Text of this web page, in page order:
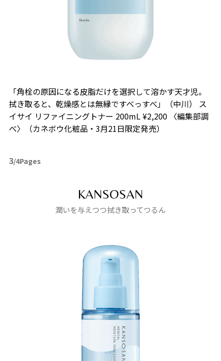
「角栓の原因になる皮脂だけを選択して溶かす天才児。
拭き取ると、乾燥感とは無縁ですべっすべ」（中川） ス
イサイ リファイニングトナー 200mL ¥2,200 〈編集部調
べ〉（カネボウ化粧品・3月21日限定発売）
3/4Pages
KANSOSAN
潤いを与えつつ拭き取ってつるん